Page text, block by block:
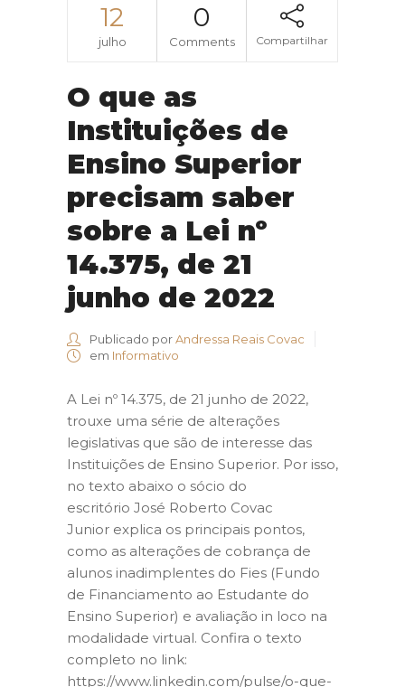
12
julho
0
Comments Compartilhar
O que as
Instituições de
Ensino Superior
precisam saber
sobre a Lei nº
14.375, de 21
junho de 2022
Publicado porAndressa Reais Covac
em Informativo
A Lei nº 14.375, de 21 junho de 2022,
trouxe uma série de alterações
legislativas que são de interesse das
Instituições de Ensino Superior. Por isso,
no texto abaixo o sócio do
escritório José Roberto Covac
Junior explica os principais pontos,
como as alterações de cobrança de
alunos inadimplentes do Fies (Fundo
de Financiamento ao Estudante do
Ensino Superior) e avaliação in loco na
modalidade virtual. Confira o texto
completo no link:
https://www.linkedin.com/pulse/o-que-